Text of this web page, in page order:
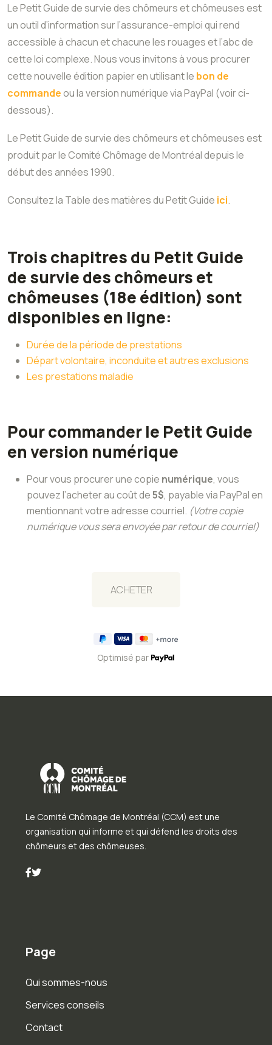
Le Petit Guide de survie des chômeurs et chômeuses est
un outil d’information sur l’assurance-emploi qui rend
accessible à chacun et chacune les rouages et l’abc de
cette loi complexe. Nous vous invitons à vous procurer
cette nouvelle édition papier en utilisant le bon de
commandeou la version numérique via PayPal (voir ci-
dessous).
Le Petit Guide de survie des chômeurs et chômeuses est
produit par le Comité Chômage de Montréal depuis le
début des années 1990.
Consultez la Table des matières du Petit Guide ici.
Trois chapitres du Petit Guide
de survie des chômeurs et
chômeuses (18e édition) sont
disponibles en ligne:
Durée de la période de prestations
Départ volontaire, inconduite et autres exclusions
Les prestations maladie
Pour commander le Petit Guide
en version numérique
Pour vous procurer une copie numérique, vous
pouvez l’acheter au coût de5$, payable via PayPal en
mentionnant votre adresse courriel. (Votre copie
numérique vous sera envoyée par retour de courriel)
Optimisé par
Le Comité Chômage de Montréal (CCM) est une
organisation qui informe et qui défend les droits des
chômeurs et des chômeuses.
Page
Qui sommes-nous
Services conseils
Contact